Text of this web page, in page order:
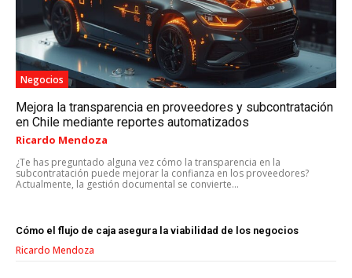
across the globe. With any subscription plan, you get access
toexclusive articlesthat let you stay ahead of the curve.
Your Profile
NEWS LIFESTYLE PUBLIC OPINION
Negocios
Mejora la transparencia en proveedores y subcontratación
en Chile mediante reportes automatizados
Ricardo Mendoza
¿Te has preguntado alguna vez cómo la transparencia en la
subcontratación puede mejorar la confianza en los proveedores?
Actualmente, la gestión documental se convierte...
Cómo el flujo de caja asegura la viabilidad de los negocios
Ricardo Mendoza